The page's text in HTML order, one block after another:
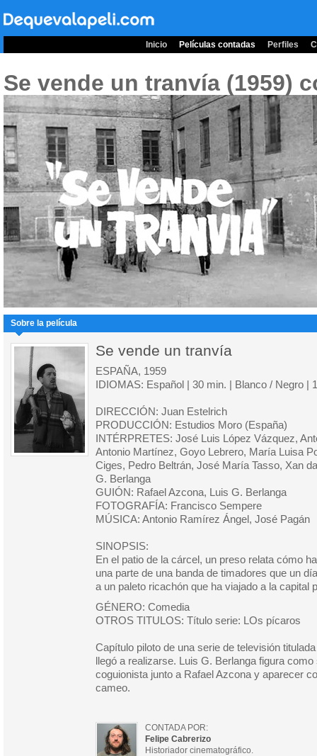
Inicio Películas contadas Perfiles
Se vende un tranvía (1959)
Sobre la película
Se vende un tranvía
ESPAÑA, 1959
IDIOMAS: Español | 30 min. | Blanco / Negro |
DIRECCIÓN: Juan Estelrich
PRODUCCIÓN: Estudios Moro (España)
INTÉRPRETES: José Luis López Vázquez,
Antonio Martínez, Goyo Lebrero, María Luisa
Ciges, Pedro Beltrán, José María Tasso, Xan
G. Berlanga
GUIÓN: Rafael Azcona, Luis G. Berlanga
FOTOGRAFÍA: Francisco Sempere
MÚSICA: Antonio Ramírez Ángel, José Pagán
SINOPSIS:
En el patio de la cárcel, un preso relata cómo
una parte de una banda de timadores que un
a un paleto ricachón que ha viajado a la capital
GÉNERO: Comedia
OTROS TITULOS: Título serie: LOs pícaros
Capítulo piloto de una serie de televisión
llegó a realizarse. Luis G. Berlanga figura
coguionista junto a Rafael Azcona y aparecer
cameo.
CONTADA POR:
Felipe Cabrerizo
Historiador cinematográfico.